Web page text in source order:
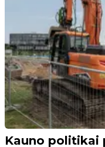
Kauno politikai